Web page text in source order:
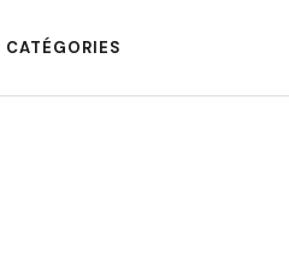
CATÉGORIES